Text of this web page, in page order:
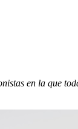
en la que